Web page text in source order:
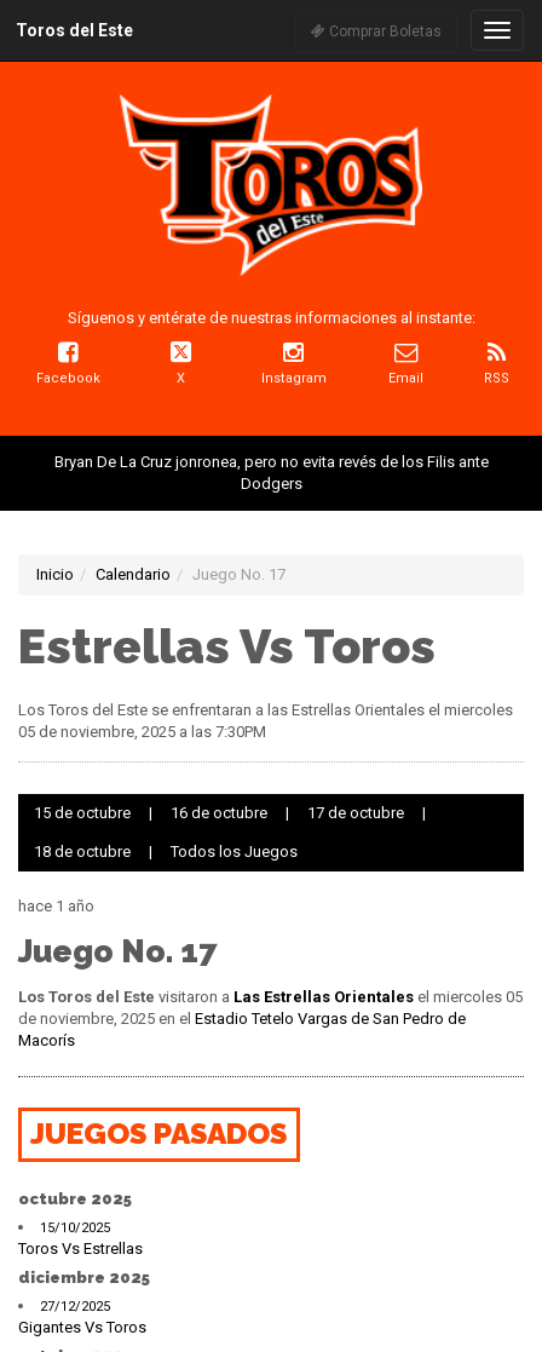
Toros del Este Comprar Boletas
Síguenos y entérate de nuestras informaciones al instante:
Facebook X Instagram Email RSS
Bryan De La Cruz jonronea, pero no evita revés de los Filis ante
Dodgers
Inicio Calendario Juego No. 17
Estrellas Vs Toros
Los Toros del Este se enfrentaran a las Estrellas Orientales el miercoles
05 de noviembre, 2025 a las 7:30PM
15 de octubre | 16 de octubre | 17 de octubre |
18 de octubre | Todos los Juegos
hace 1 año
Juego No. 17
Los Toros del Este visitaron a Las Estrellas Orientales el miercoles 05
de noviembre, 2025 en el Estadio Tetelo Vargas de San Pedro de
Macorís
JUEGOS PASADOS
octubre 2025
15/10/2025
Toros Vs Estrellas
diciembre 2025
27/12/2025
Gigantes Vs Toros